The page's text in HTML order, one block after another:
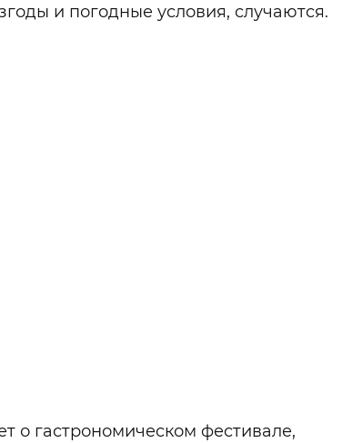
и погодные условия, случаются.
о гастрономическом фестивале,